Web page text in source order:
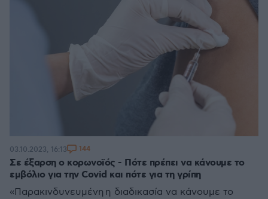
Σε έξαρση ο κορωνοϊός - Πότε πρέπει να κάνουμε το
εμβόλιο για την Covid και πότε για τη γρίπη
«Παρακινδυνευμένη η διαδικασία να κάνουμε το
03.10.2023, 16:13 144